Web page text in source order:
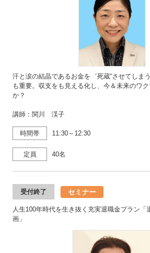
汗と涙の結晶であるお金を゛死蔵“させてしま
も重要。収支をも見える化し、今＆未来のワ
か？
講師：関川 渓子
時間帯 11:30～12:30
定員 40名
受付終了 セミナー
人生100年時代を生き抜く充実退職金プラン「
画」